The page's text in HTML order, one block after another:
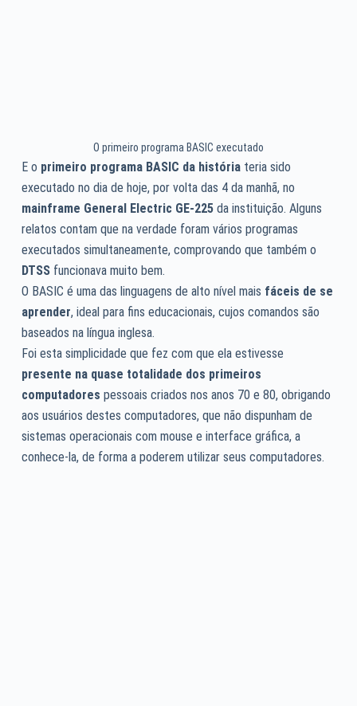
O primeiro programa BASIC executado
E o primeiro programa BASIC da históriateria sido
executado no dia de hoje, por volta das 4 da manhã, no
mainframe General Electric GE-225da instituição. Alguns
relatos contam que na verdade foram vários programas
executados simultaneamente, comprovando que também o
DTSS funcionava muito bem.
O BASIC é uma das linguagens de alto nível mais fáceis de se
aprender, ideal para fins educacionais, cujos comandos são
baseados na língua inglesa.
Foi esta simplicidade que fez com que ela estivesse
presente na quase totalidade dos primeiros
computadores pessoais criados nos anos 70 e 80, obrigando
aos usuários destes computadores, que não dispunham de
sistemas operacionais com mouse e interface gráfica, a
conhece-la, de forma a poderem utilizar seus computadores.